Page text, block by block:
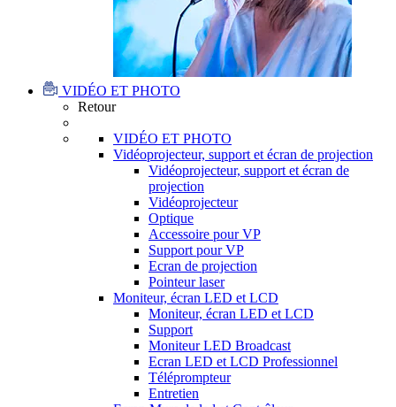
VIDÉO ET PHOTO
Retour
VIDÉO ET PHOTO
Vidéoprojecteur, support et écran de projection
Vidéoprojecteur, support et écran de
projection
Vidéoprojecteur
Optique
Accessoire pour VP
Support pour VP
Ecran de projection
Pointeur laser
Moniteur, écran LED et LCD
Moniteur, écran LED et LCD
Support
Moniteur LED Broadcast
Ecran LED et LCD Professionnel
Téléprompteur
Entretien